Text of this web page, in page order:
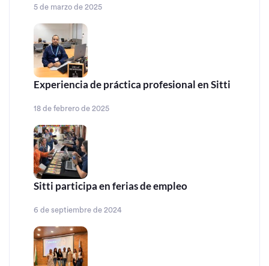
5 de marzo de 2025
Experiencia de práctica profesional en Sitti
18 de febrero de 2025
Sitti participa en ferias de empleo
6 de septiembre de 2024